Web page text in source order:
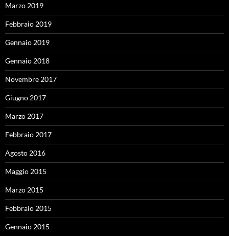
Marzo 2019
Febbraio 2019
Gennaio 2019
Gennaio 2018
Novembre 2017
Giugno 2017
Marzo 2017
Febbraio 2017
Agosto 2016
Maggio 2015
Marzo 2015
Febbraio 2015
Gennaio 2015